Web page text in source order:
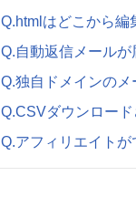
Q.htmlはどこから編
Q.自動返信メールが
Q.独自ドメインの
Q.CSVダウンロー
Q.アフィリエイト